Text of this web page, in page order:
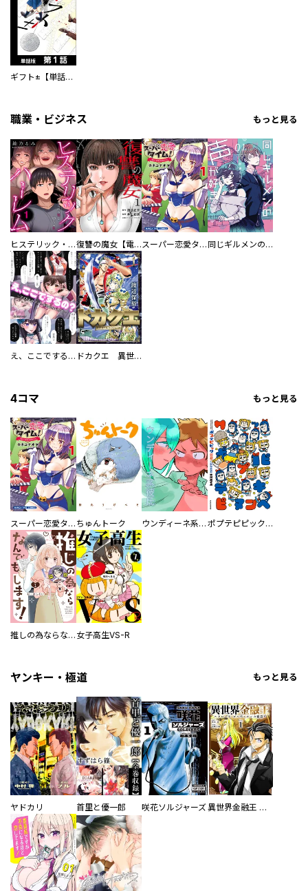
ギフト±【単話版】
職業・ビジネス もっと見る
ヒステリック・ハーレム～搾られる男と堕ちる女～【電子単行本版】 復讐の魔女【電子単行本版】 スーパー恋愛タイム！～現場でドＳな彼女は自宅でデレる～ 同じギルメンの声が好き
え、ここでするの？ アイドルのファンが知らない日常 ドカクエ 異世界ドカコッククエスト
4コマ もっと見る
スーパー恋愛タイム！～現場でドＳな彼女は自宅でデレる～ ちゅんトーク ウンディーネ系彼氏 ポプテピピック SEASON EIGHT
推しの為ならなんでもします！ 女子高生VS-R
ヤンキー・極道 もっと見る
ヤドカリ 首里と優一郎 咲花ソルジャーズ 異世界金融王 ～クローネ・ゴルディオンの覇道～